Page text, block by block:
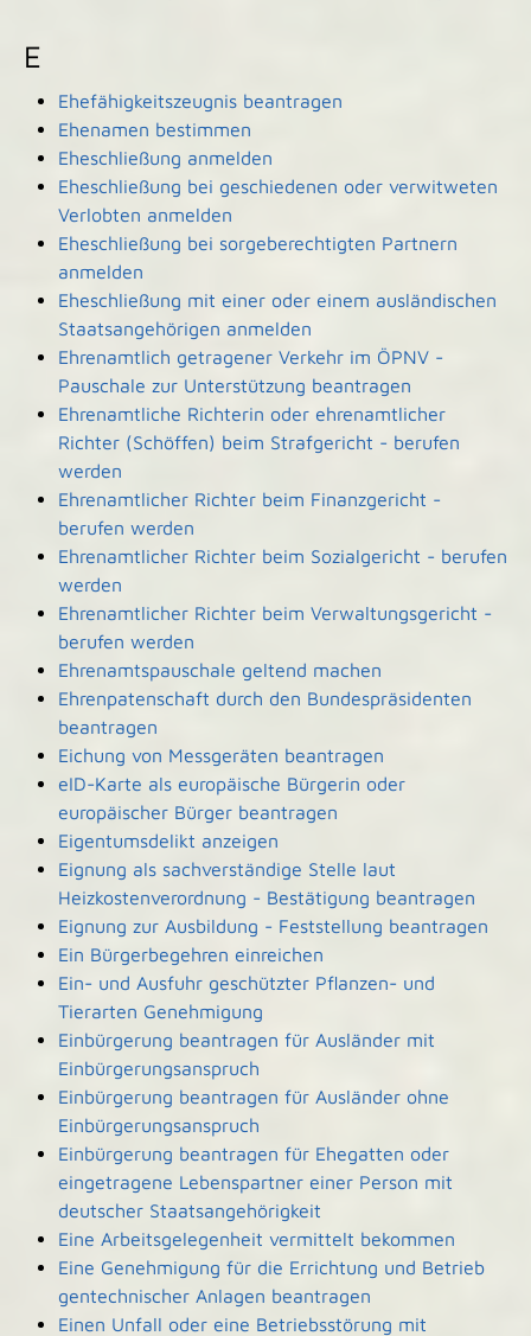
E
Ehefähigkeitszeugnis beantragen
Ehenamen bestimmen
Eheschließung anmelden
Eheschließung bei geschiedenen oder verwitweten
Verlobten anmelden
Eheschließung bei sorgeberechtigten Partnern
anmelden
Eheschließung mit einer oder einem ausländischen
Staatsangehörigen anmelden
Ehrenamtlich getragener Verkehr im ÖPNV -
Pauschale zur Unterstützung beantragen
Ehrenamtliche Richterin oder ehrenamtlicher
Richter (Schöffen) beim Strafgericht - berufen
werden
Ehrenamtlicher Richter beim Finanzgericht -
berufen werden
Ehrenamtlicher Richter beim Sozialgericht - berufen
werden
Ehrenamtlicher Richter beim Verwaltungsgericht -
berufen werden
Ehrenamtspauschale geltend machen
Ehrenpatenschaft durch den Bundespräsidenten
beantragen
Eichung von Messgeräten beantragen
eID-Karte als europäische Bürgerin oder
europäischer Bürger beantragen
Eigentumsdelikt anzeigen
Eignung als sachverständige Stelle laut
Heizkostenverordnung - Bestätigung beantragen
Eignung zur Ausbildung - Feststellung beantragen
Ein Bürgerbegehren einreichen
Ein- und Ausfuhr geschützter Pflanzen- und
Tierarten Genehmigung
Einbürgerung beantragen für Ausländer mit
Einbürgerungsanspruch
Einbürgerung beantragen für Ausländer ohne
Einbürgerungsanspruch
Einbürgerung beantragen für Ehegatten oder
eingetragene Lebenspartner einer Person mit
deutscher Staatsangehörigkeit
Eine Arbeitsgelegenheit vermittelt bekommen
Eine Genehmigung für die Errichtung und Betrieb
gentechnischer Anlagen beantragen
Einen Unfall oder eine Betriebsstörung mit